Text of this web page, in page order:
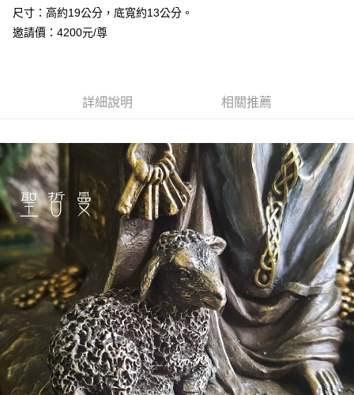
7-11取貨付款
每筆NT$80，滿NT$3,000(含以上)免運費
每筆NT$80，滿NT$3,000(含以上)免運費
付款後門市自取
免運費
尺寸：高約19公分，底寬約13公分。
邀請價：4200元/尊
詳細說明 相關推薦